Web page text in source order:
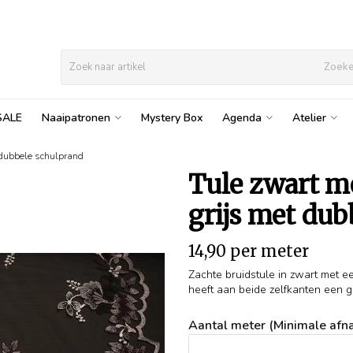
Naaipatronen Mystery Box Agenda Atelier
schulprand
Tule zwart
grijs met
14,90 per meter
Zachte bruidstule in zwart met
heeft aan beide zelfkanten een
Aantal meter (Minimale